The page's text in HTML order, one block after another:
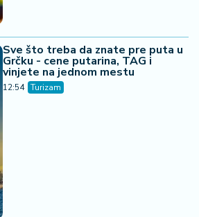
Sve što treba da znate pre puta u
Grčku - cene putarina, TAG i
vinjete na jednom mestu
12:54 Turizam